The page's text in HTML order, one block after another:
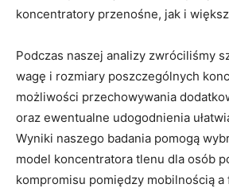
koncentratory przenośne, jak i
Podczas naszej analizy zwróciliśmy
wagę i rozmiary poszczególnych
możliwości przechowywania
oraz ewentualne udogodnienia
Wyniki naszego badania pomogą
model koncentratora tlenu dla osób
kompromisu pomiędzy mobilnością a